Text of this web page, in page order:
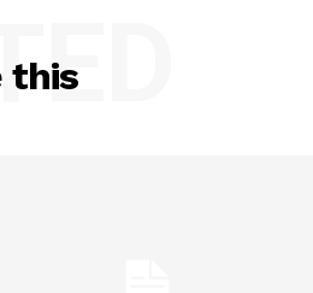
this